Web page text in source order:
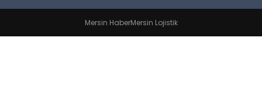
Mersin HaberMersin Lojistik